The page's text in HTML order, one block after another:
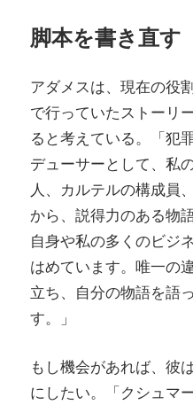
脚本を書き直す
アダメスは、現在の役
で行っていたストーリ
ると考えている。「犯
デューサーとして、私
人、カルテルの構成員
から、説得力のある物
自身や私の多くのビジ
はめています。唯一の
立ち、自分の物語を語
す。」
もし機会があれば、彼
にしたい。「クシュマ